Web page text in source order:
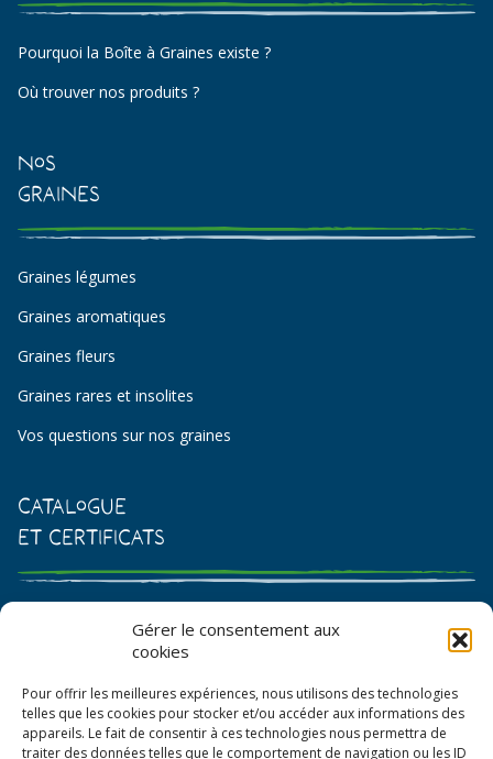
Gérer le consentement aux
cookies
Pour offrir les meilleures expériences, nous utilisons des technologies
telles que les cookies pour stocker et/ou accéder aux informations des
appareils. Le fait de consentir à ces technologies nous permettra de
traiter des données telles que le comportement de navigation ou les ID
Pourquoi la Boîte à Graines existe ?
Où trouver nos produits ?
Nos
Graines
Graines légumes
Graines aromatiques
Graines fleurs
Graines rares et insolites
Vos questions sur nos graines
Catalogue
et certificats
Catalogue de graines et semences
Bon de commande